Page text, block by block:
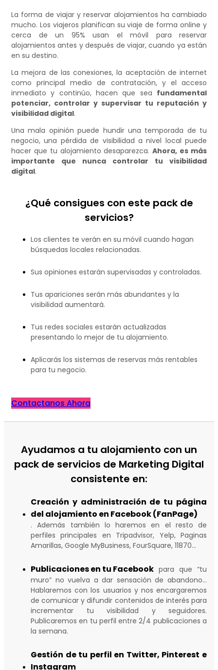
La forma de viajar y reservar alojamientos ha cambiado
mucho. Los viajeros planifican su viaje de forma online y
cerca de un 95% usan el móvil para reservar
alojamientos antes y después de viajar, cuando ya están
en su destino.
La mejora de las conexiones, la aceptación de internet
como principal medio de contratación, y el acceso
inmediato y continúo, hacen que sea fundamental
potenciar, controlar y supervisar tu reputación y
visibilidad digital.
Una mala opinión puede hundir una temporada de tu
negocio, una pérdida de visibilidad a nivel local puede
hacer que tu alojamiento desaparezca.Ahora, es más
importante que nunca controlar tu visibilidad
digital.
¿Qué consigues con este pack de
servicios?
Los clientes te verán en su móvil cuando hagan
búsquedas locales relacionadas.
Sus opiniones estarán supervisadas y controladas.
Tus apariciones serán más abundantes y la
visibilidad aumentará.
Tus redes sociales estarán actualizadas
presentando lo mejor de tu alojamiento.
Aplicarás los sistemas de reservas más rentables
para tu negocio.
Contactanos Ahora
Ayudamos a tu alojamiento con un
pack de servicios de Marketing Digital
consistente en:
Creación y administración de tu página
del alojamiento en Facebook (FanPage)
. Además también lo haremos en el resto de
perfiles principales en Tripadvisor, Yelp, Paginas
Amarillas, Google MyBusiness, FourSquare, 11870...
Publicaciones en tu Facebook para que “tu
muro” no vuelva a dar sensación de abandono…
Hablaremos con los usuarios y nos encargaremos
de comunicar y difundir contenidos de interés para
incrementar tu visibilidad y seguidores.
Publicaremos en tu perfil entre 2/4 publicaciones a
la semana.
Gestión de tu perfil en Twitter, Pinterest e
Instagram